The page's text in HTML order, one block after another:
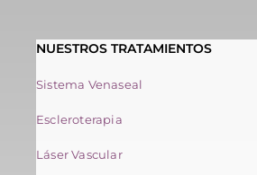
NUESTROS TRATAMIENTOS
Sistema Venaseal
Escleroterapia
Láser Vascular